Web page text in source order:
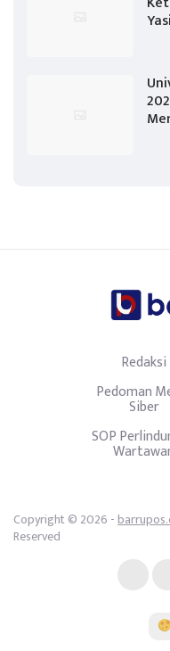
Redaksi
Pedoman
Siber
SOP
Copyright © 2026 -
Reserved